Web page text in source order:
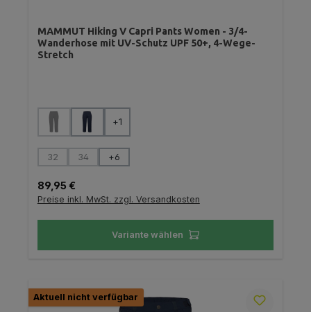
MAMMUT Hiking V Capri Pants Women - 3/4-
Wanderhose mit UV-Schutz UPF 50+, 4-Wege-
Stretch
Farbe auswählen
(Diese Option ist zurzeit nicht verfügbar.)
+1
Größe auswählen
32
(Diese Option ist zurzeit nicht verfügbar.)
34
(Diese Option ist zurzeit nicht verfügbar.)
+6
Regulärer Preis:
89,95 €
Preise inkl. MwSt. zzgl. Versandkosten
Variante wählen
Aktuell nicht verfügbar